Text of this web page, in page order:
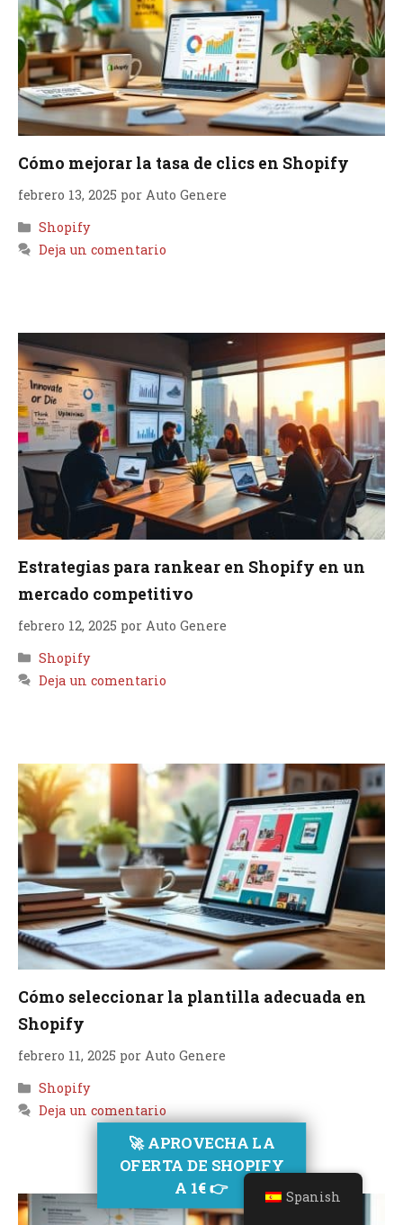
Cómo mejorar la tasa de clics en Shopify
febrero 13, 2025 por Auto Genere
Categorías
Shopify
Deja un comentario
Estrategias para rankear en Shopify en un
mercado competitivo
febrero 12, 2025 por Auto Genere
Categorías
Shopify
Deja un comentario
Cómo seleccionar la plantilla adecuada en
Shopify
febrero 11, 2025 por Auto Genere
Categorías
Shopify
Deja un comentario
Spanish
🚀 APROVECHA LA
OFERTA DE SHOPIFY
A 1€ 👉